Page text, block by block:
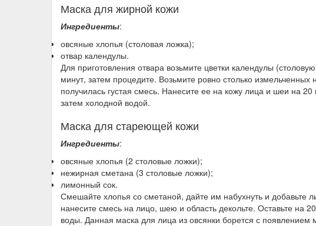
Маска для жирной кожи
Ингредиенты:
овсяные хлопья (столовая ложка);
отвар календулы.
Для приготовления отвара возьмите цветки календулы
минут, затем процедите. Возьмите ровно столько
получилась густая смесь. Нанесите ее на кожу лица и шеи на
затем холодной водой.
Маска для стареющей кожи
Ингредиенты:
овсяные хлопья (2 столовые ложки);
нежирная сметана (3 столовые ложки);
лимонный сок.
Смешайте хлопья со сметаной, дайте им набухнуть и добавьте
нанесите смесь на лицо, шею и область декольте. Оставьте на
воды. Данная маска для лица из овсянки борется с появлением